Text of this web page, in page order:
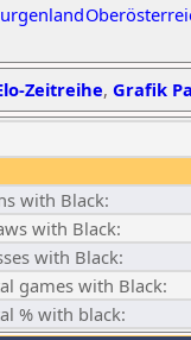
Zeitreihe, Grafik
with Black:
with Black:
with Black:
games with Black:
% with black: